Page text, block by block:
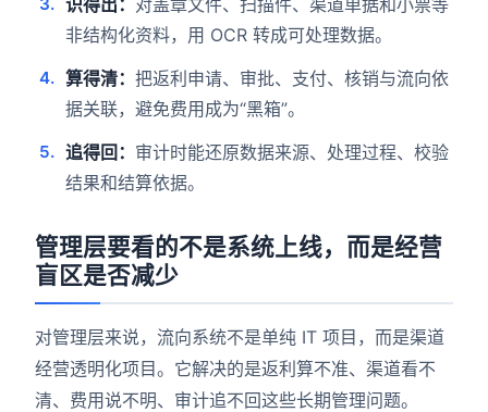
识得出： 对盖章文件、扫描件、渠道单据和小票等
非结构化资料，用 OCR 转成可处理数据。
算得清： 把返利申请、审批、支付、核销与流向依
据关联，避免费用成为“黑箱”。
追得回： 审计时能还原数据来源、处理过程、校验
结果和结算依据。
管理层要看的不是系统上线，而是经营
盲区是否减少
对管理层来说，流向系统不是单纯 IT 项目，而是渠道
经营透明化项目。它解决的是返利算不准、渠道看不
清、费用说不明、审计追不回这些长期管理问题。